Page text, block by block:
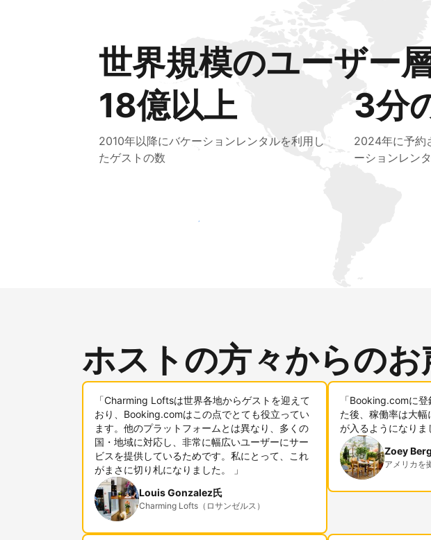
世界規模のユーザー
18億以上
2010年以降にバケーションレンタルを利用し
たゲストの数
3分
2024年に予約
ーションレン
新しいユーザー層に今すぐアプローチする
ホストの方々からのお
「Charming Loftsは世界各地からゲストを迎えて
おり、Booking.comはこの点でとても役立ってい
ます。他のプラットフォームとは異なり、多くの
国・地域に対応し、非常に幅広いユーザーにサー
ビスを提供しているためです。私にとって、これ
がまさに切り札になりました。 」
Louis Gonzalez氏
Charming Lofts（ロサンゼルス）
「Booking.comに
た後、稼働率は大
が入るようになりま
Zoey
アメリカを